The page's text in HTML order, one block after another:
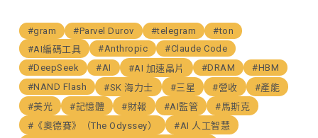
#gram #Parvel Durov #telegram
#ton
#AI編碼工具
#Anthropic
#Claude Code
#DeepSeek
#AI #AI 加速晶片 #DRAM
#HBM
#NAND Flash
#SK 海力士 #三星 #營收
#產能
#美光
#記憶體 #財報 #AI監管
#馬斯克
#《奧德賽》（The Odyssey）
#AI 人工智慧